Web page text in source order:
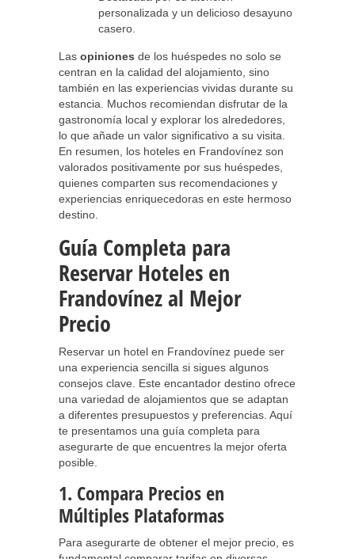
personalizada y un delicioso desayuno
casero.
Las opiniones de los huéspedes no solo se
centran en la calidad del alojamiento, sino
también en las experiencias vividas durante su
estancia. Muchos recomiendan disfrutar de la
gastronomía local y explorar los alrededores,
lo que añade un valor significativo a su visita.
En resumen, los hoteles en Frandovínez son
valorados positivamente por sus huéspedes,
quienes comparten sus recomendaciones y
experiencias enriquecedoras en este hermoso
destino.
Guía Completa para
Reservar Hoteles en
Frandovínez al Mejor
Precio
Reservar un hotel en Frandovínez puede ser
una experiencia sencilla si sigues algunos
consejos clave. Este encantador destino ofrece
una variedad de alojamientos que se adaptan
a diferentes presupuestos y preferencias. Aquí
te presentamos una guía completa para
asegurarte de que encuentres la mejor oferta
posible.
1. Compara Precios en
Múltiples Plataformas
Para asegurarte de obtener el mejor precio, es